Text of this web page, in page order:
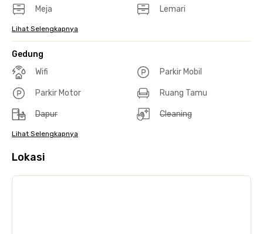
Meja Lemari
Lihat Selengkapnya
Gedung
Wifi
Parkir Mobil
Parkir Motor Ruang Tamu
Dapur Cleaning
Lihat Selengkapnya
Lokasi